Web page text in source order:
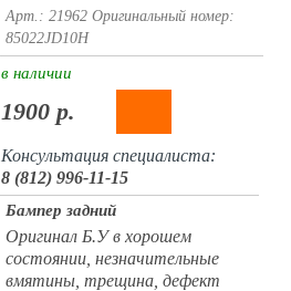
Арт.: 21962 Оригинальный номер:
85022JD10H
в наличии
1900 р.
Консультация специалиста:
8 (812) 996-11-15
Бампер задний
Оригинал Б.У в хорошем
состоянии, незначительные
вмятины, трещина, дефект